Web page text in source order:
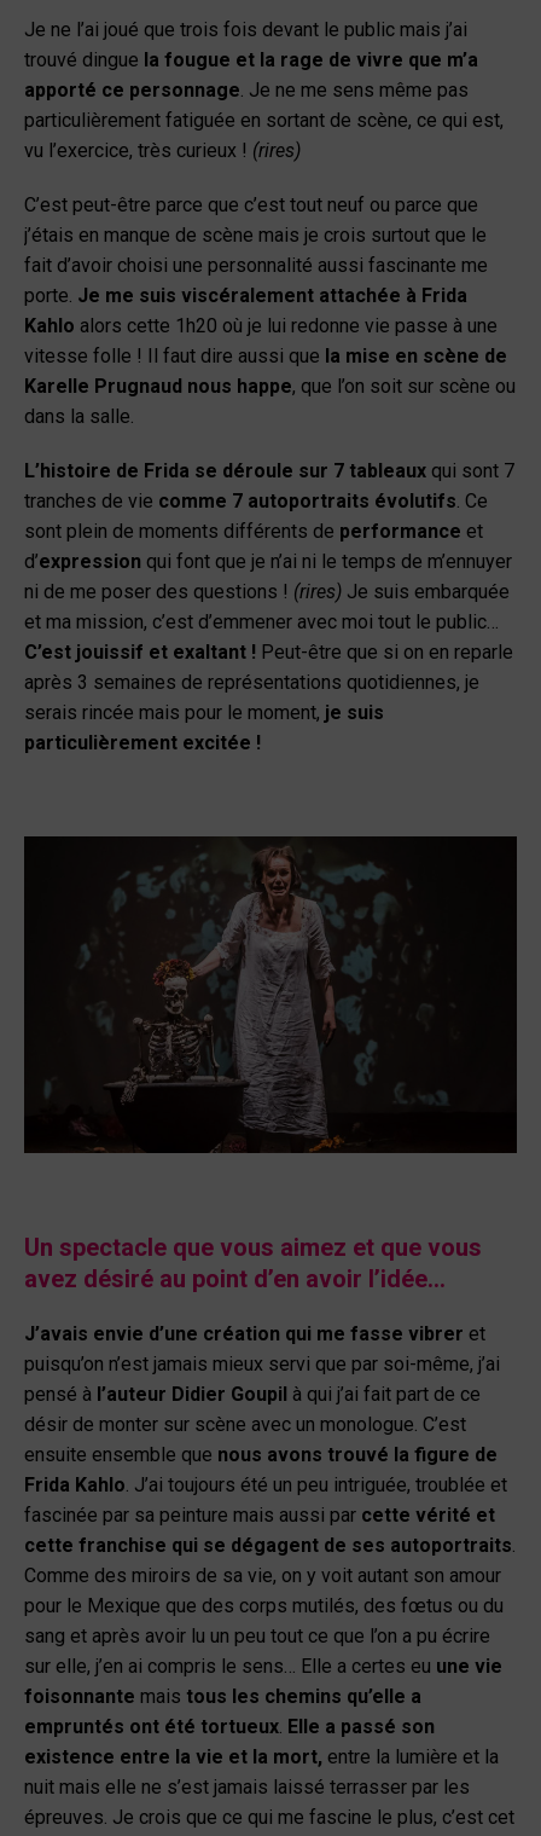
Je ne l’ai joué que trois fois devant le public mais j’ai
trouvé dingue la fougue et la rage de vivre que m’a
apporté ce personnage . Je ne me sens même pas
particulièrement fatiguée en sortant de scène, ce qui est,
vu l’exercice, très curieux ! (rires)
C’est peut-être parce que c’est tout neuf ou parce que
j’étais en manque de scène mais je crois surtout que le
fait d’avoir choisi une personnalité aussi fascinante me
porte. Je me suis viscéralement attachée à Frida
Kahlo alors cette 1h20 où je lui redonne vie passe à une
vitesse folle ! Il faut dire aussi que la mise en scène de
Karelle Prugnaud nous happe, que l’on soit sur scène ou
dans la salle.
L’histoire de Frida se déroule sur 7 tableaux qui sont 7
tranches de vie comme 7 autoportraits évolutifs . Ce
sont plein de moments différents de performance et
d’expression qui font que je n’ai ni le temps de m’ennuyer
ni de me poser des questions ! (rires) Je suis embarquée
et ma mission, c’est d’emmener avec moi tout le public…
C’est jouissif et exaltant ! Peut-être que si on en reparle
après 3 semaines de représentations quotidiennes, je
serais rincée mais pour le moment, je suis
particulièrement excitée !
Un spectacle que vous aimez et que vous
avez désiré au point d’en avoir l’idée…
J’avais envie d’une création qui me fasse vibrer et
puisqu’on n’est jamais mieux servi que par soi-même, j’ai
pensé à l’auteur Didier Goupil à qui j’ai fait part de ce
désir de monter sur scène avec un monologue. C’est
ensuite ensemble que nous avons trouvé la figure de
Frida Kahlo. J’ai toujours été un peu intriguée, troublée et
fascinée par sa peinture mais aussi par cette vérité et
cette franchise qui se dégagent de ses autoportraits.
Comme des miroirs de sa vie, on y voit autant son amour
pour le Mexique que des corps mutilés, des fœtus ou du
sang et après avoir lu un peu tout ce que l’on a pu écrire
sur elle, j’en ai compris le sens… Elle a certes eu une vie
foisonnante mais tous les chemins qu’elle a
empruntés ont été tortueux. Elle a passé son
existence entre la vie et la mort, entre la lumière et la
nuit mais elle ne s’est jamais laissé terrasser par les
épreuves. Je crois que ce qui me fascine le plus, c’est cet